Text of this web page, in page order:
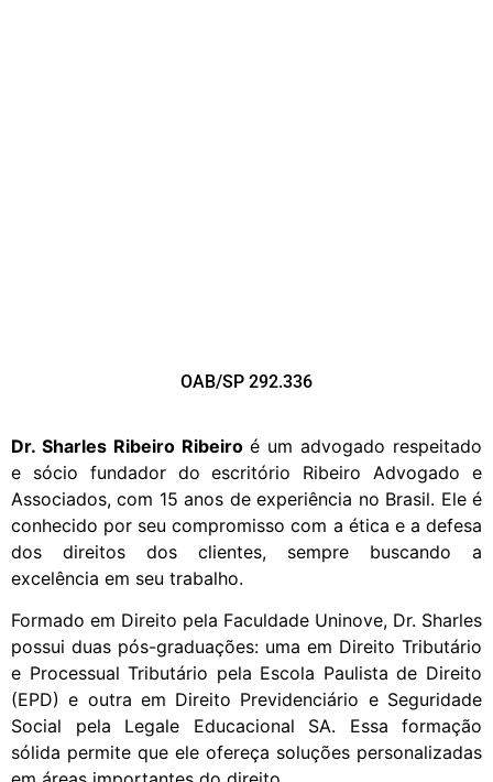
OAB/SP 292.336
Dr. Sharles Ribeiro Ribeiroé um advogado respeitado
e sócio fundador do escritório Ribeiro Advogado e
Associados, com 15 anos de experiência no Brasil. Ele é
conhecido por seu compromisso com a ética e a defesa
dos direitos dos clientes, sempre buscando a
excelência em seu trabalho.
Formado em Direito pela Faculdade Uninove, Dr. Sharles
possui duas pós-graduações: uma em Direito Tributário
e Processual Tributário pela Escola Paulista de Direito
(EPD) e outra em Direito Previdenciário e Seguridade
Social pela Legale Educacional SA. Essa formação
sólida permite que ele ofereça soluções personalizadas